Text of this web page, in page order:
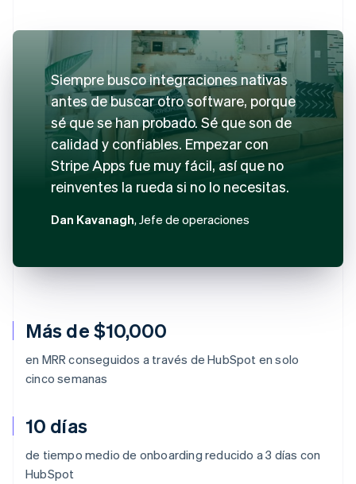
Más de $10,000
en MRR conseguidos a través de HubSpot en solo
cinco semanas
10 días
de tiempo medio de onboarding reducido a 3 días con
HubSpot
Siempre busco integraciones nativas
antes de buscar otro software, porque
sé que se han probado. Sé que son de
calidad y confiables. Empezar con
Stripe Apps fue muy fácil, así que no
reinventes la rueda si no lo necesitas.
Dan Kavanagh, Jefe de operaciones